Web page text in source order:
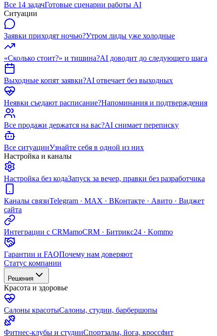
Все 14 задачГотовые сценарии работы AI
Ситуации
Заявки приходят ночью?Утром лиды уже холодные
«Сколько стоит?» и тишина?AI доводит до следующего шага
Выходные копят заявки?AI отвечает без выходных
Неявки съедают расписание?Напоминания и подтверждения
Все продажи держатся на вас?AI снимает переписку
Все ситуацииУзнайте себя в одной из них
Настройка и каналы
Настройка без кодаЗапуск за вечер, правки без разработчика
Каналы связиTelegram · MAX · ВКонтакте · Авито · Виджет
сайта
Интеграции с CRMamoCRM · Битрикс24 · Kommo
Гарантии и FAQПочему нам доверяют
Статус компании
Решения
Красота и здоровье
Салоны красотыСалоны, студии, барбершопы
Фитнес-клубы и студииСпортзалы, йога, кроссфит